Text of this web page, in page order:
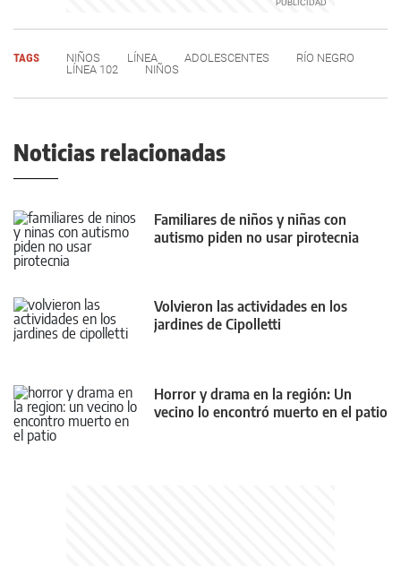
TAGS NIÑOS LÍNEA ADOLESCENTES
RÍO NEGRO
LÍNEA 102
NIÑOS
Noticias relacionadas
Familiares de niños y niñas con
autismo piden no usar pirotecnia
Volvieron las actividades en los
jardines de Cipolletti
Horror y drama en la región: Un
vecino lo encontró muerto en el patio